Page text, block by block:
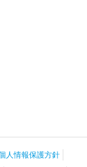
人情報保護方針